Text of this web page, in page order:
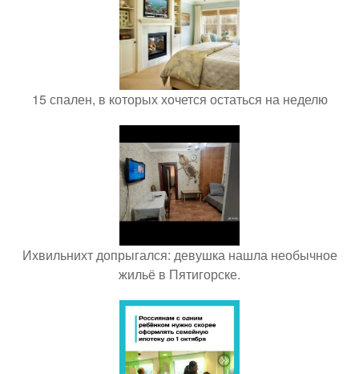
15 спален, в которых хочется остаться на неделю
Ихвильнихт допрыгался: девушка нашла необычное
жильё в Пятигорске.